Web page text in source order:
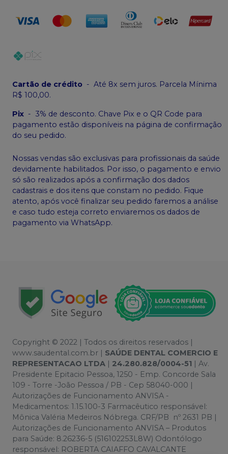
Cartão de crédito - Até 8x sem juros. Parcela Mínima
R$ 100,00.
Pix - 3% de desconto. Chave Pix e o QR Code para
pagamento estão disponíveis na página de confirmação
do seu pedido.
Nossas vendas são exclusivas para profissionais da saúde
devidamente habilitados. Por isso, o pagamento e envio
só são realizados após a confirmação dos dados
cadastrais e dos itens que constam no pedido. Fique
atento, após você finalizar seu pedido faremos a análise
e caso tudo esteja correto enviaremos os dados de
pagamento via WhatsApp.
Copyright © 2022 | Todos os direitos reservados |
www.saudental.com.br | SAÚDE DENTAL COMERCIO E
REPRESENTACAO LTDA | 24.280.828/0004-51 | Av.
Presidente Epitacio Pessoa, 1250 - Emp. Concorde Sala
109 - Torre -João Pessoa / PB - Cep 58040-000 |
Autorizações de Funcionamento ANVISA -
Medicamentos: 1.15.100-3 Farmacêutico responsável:
Mônica Valéria Medeiros Nóbrega. CRF/PB nº 2631 PB |
Autorizações de Funcionamento ANVISA – Produtos
para Saúde: 8.26236-5 (516102253L8W) Odontólogo
responsável: ROBERTA CAIAFFO CAVALCANTE